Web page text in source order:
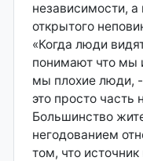
независимости, а
открытого
«Когда люди
понимают что мы
мы плохие люди,
это просто часть
Большинство
негодованием
том, что